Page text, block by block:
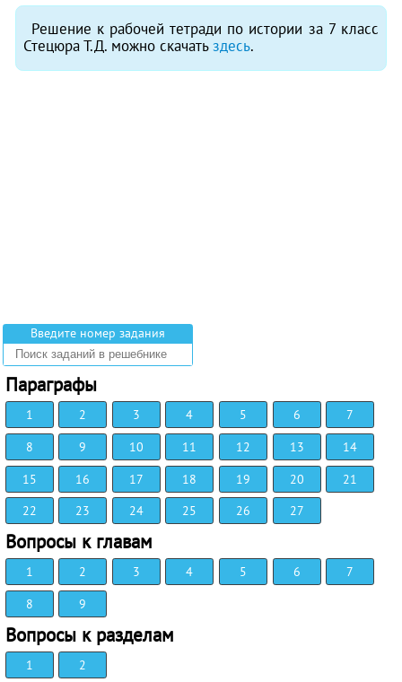
Решение к рабочей тетради по истории за 7 класс
Стецюра Т.Д. можно скачатьздесь.
Введите номер задания
Параграфы
1 2 3 4 5 6
7
8
9 10 11 12 13
14
15
16 17 18 19 20
21
22
23 24 25 26 27
Вопросы к главам
1 2 3 4 5 6
7
8
9
Вопросы к разделам
1 2